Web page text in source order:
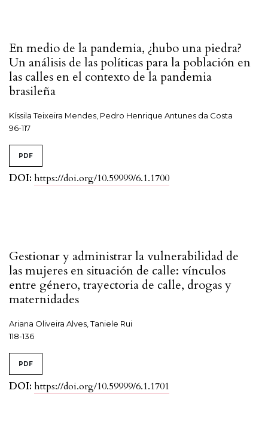
En medio de la pandemia, ¿hubo una piedra?
Un análisis de las políticas para la población en
las calles en el contexto de la pandemia
brasileña
Kíssila Teixeira Mendes, Pedro Henrique Antunes da Costa
96-117
PDF
DOI: https://doi.org/10.59999/6.1.1700
Gestionar y administrar la vulnerabilidad de
las mujeres en situación de calle: vínculos
entre género, trayectoria de calle, drogas y
maternidades
Ariana Oliveira Alves, Taniele Rui
118-136
PDF
DOI: https://doi.org/10.59999/6.1.1701